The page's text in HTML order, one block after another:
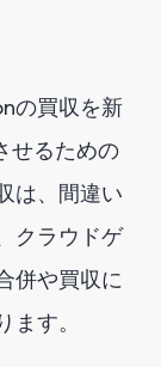
の買収を新
せるための
は、間違い
クラウドゲ
併や買収に
す。